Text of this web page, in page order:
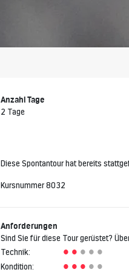
Anzahl Tage
2 Tage
Diese Spontantour hat bereits
Kursnummer 8032
Anforderungen
Sind Sie für diese Tour gerüstet?
Technik:
Kondition: